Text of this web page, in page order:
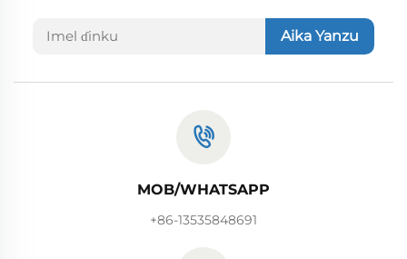
Aika Yanzu
MOB/WHATSAPP
+86-13535848691